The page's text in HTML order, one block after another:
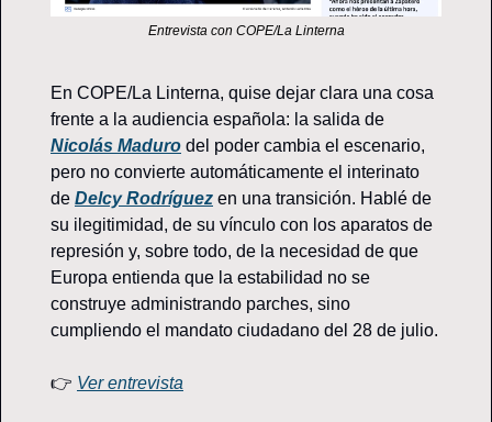
Entrevista con COPE/La Linterna
En COPE/La Linterna, quise dejar clara una cosa
Nicolás Maduro del poder cambia el escenario,
pero no convierte automáticamente el interinato
de Delcy Rodríguez en una transición. Hablé de
su ilegitimidad, de su vínculo con los aparatos de
represión y, sobre todo, de la necesidad de que
Europa entienda que la estabilidad no se
construye administrando parches, sino
cumpliendo el mandato ciudadano del 28 de julio.
👉 Ver entrevista